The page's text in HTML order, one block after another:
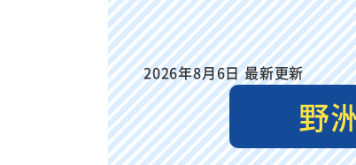
2026年8月6日 最新更新
野